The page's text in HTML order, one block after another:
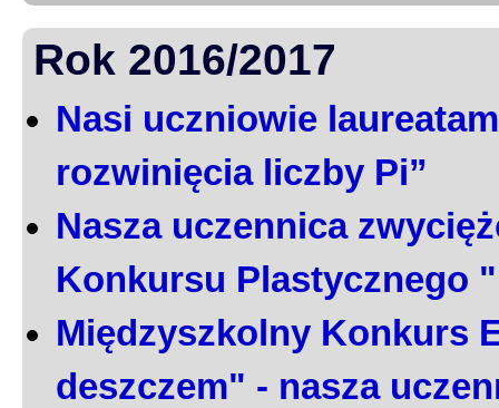
Rok 2016/2017
Nasi uczniowie
rozwinięcia liczby Pi”
Nasza uczennica
Konkursu Plastycznego
Międzyszkolny Konkurs
deszczem" - nasza